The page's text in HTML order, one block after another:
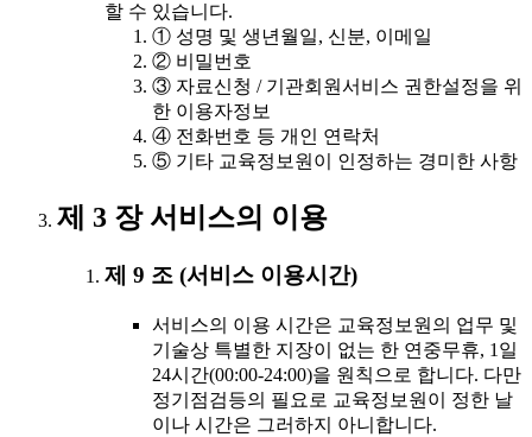
할 수 있습니다.
① 성명 및 생년월일, 신분, 이메일
② 비밀번호
③ 자료신청 / 기관회원서비스 권한설정을 위
한 이용자정보
④ 전화번호 등 개인 연락처
⑤ 기타 교육정보원이 인정하는 경미한 사항
제 3 장 서비스의 이용
제 9 조 (서비스 이용시간)
서비스의 이용 시간은 교육정보원의 업무 및
기술상 특별한 지장이 없는 한 연중무휴, 1일
24시간(00:00-24:00)을 원칙으로 합니다. 다만
정기점검등의 필요로 교육정보원이 정한 날
이나 시간은 그러하지 아니합니다.